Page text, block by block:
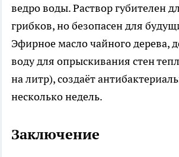
ведро воды. Раствор губителен
грибков, но безопасен для
Эфирное масло чайного дерева,
воду для опрыскивания стен
на литр), создаёт
несколько недель.
Заключение